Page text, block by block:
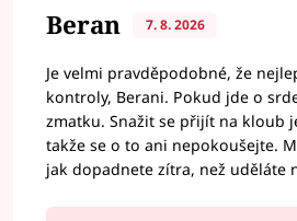
Beran 7. 8. 2026
Je velmi pravděpodobné, že
kontroly, Berani. Pokud jde o
zmatku. Snažit se přijít na kloub
takže se o to ani nepokoušejte.
jak dopadnete zítra, než uděláte